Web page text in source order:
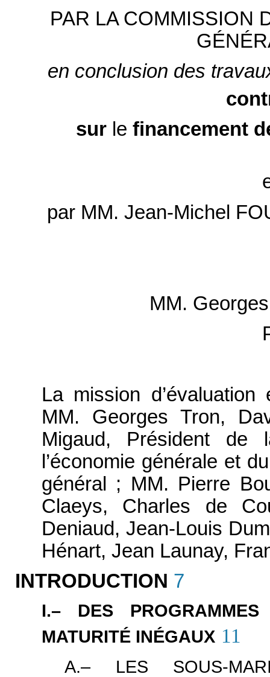
PAR LA COMMISSION
en conclusion des
surle financement
par MM. Jean-Michel
MM.
La mission
MM. Georges Tron,
Migaud, Président de
l’économie générale et
général ; MM. Pierre
Claeys, Charles de
Deniaud, Jean-Louis
Hénart, Jean Launay,
INTRODUCTION 7
I.– DES
MATURITÉ INÉGAUX 11
A.– LES SOUS-